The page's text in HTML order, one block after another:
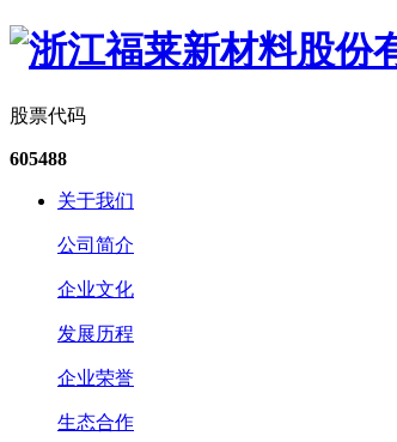
股票代码
605488
关于我们
公司简介
企业文化
发展历程
企业荣誉
生态合作